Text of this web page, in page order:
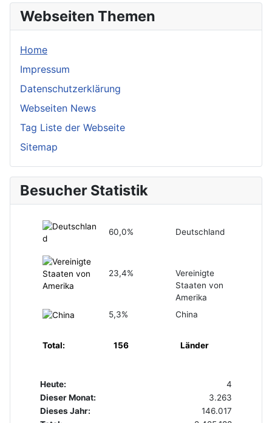
Webseiten Themen
Home
Impressum
Datenschutzerklärung
Webseiten News
Tag Liste der Webseite
Sitemap
Besucher Statistik
60,0% Deutschland
23,4%
Vereinigte
Staaten von
Amerika
5,3%
China
Total: 156 Länder
Heute:
4
Dieser Monat:
3.263
Dieses Jahr:
146.017